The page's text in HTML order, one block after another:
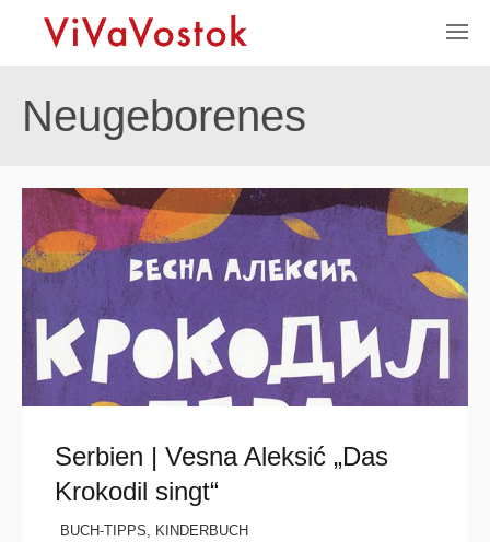
Neugeborenes
Serbien | Vesna Aleksić „Das
Krokodil singt“
BUCH-TIPPS, KINDERBUCH